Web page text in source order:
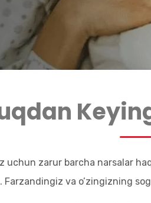
zarur barcha narsalar
Farzandingiz va o’zingizning